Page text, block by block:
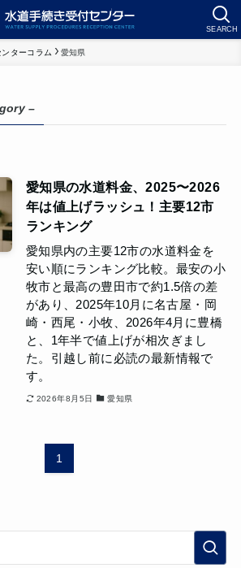
SEARCH
ターコラム 愛知県
–
愛知県の水道料金、2025〜2026
年は値上げラッシュ！主要12市
ランキング
愛知県内の主要12市の水道料金を
安い順にランキング比較。最安の小
牧市と最高の豊田市で約1.5倍の差
があり、2025年10月に名古屋・岡
崎・西尾・小牧、2026年4月に豊橋
と、1年半で値上げが相次ぎまし
た。引越し前に必読の最新情報で
す。
2026年8月5日 愛知県
1